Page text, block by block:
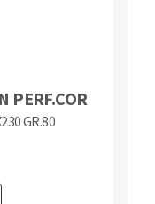
PERF.COR
GR.80